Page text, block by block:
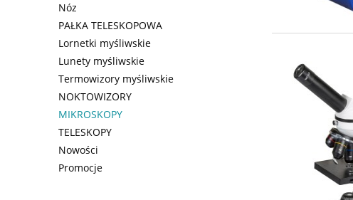
Nóz
PAŁKA TELESKOPOWA
Lornetki myśliwskie
Lunety myśliwskie
Termowizory myśliwskie
NOKTOWIZORY
MIKROSKOPY
TELESKOPY
Nowości
Promocje